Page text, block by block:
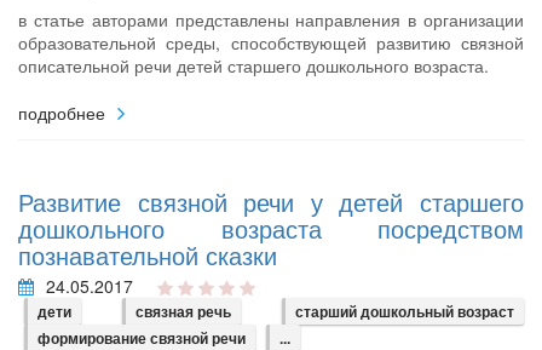
в статье авторами представлены направления в организации
образовательной среды, способствующей развитию связной
описательной речи детей старшего дошкольного возраста.
подробнее
Развитие связной речи у детей старшего
дошкольного возраста посредством
познавательной сказки
24.05.2017
дети связная речь
старший дошкольный возраст
формирование связной речи
...